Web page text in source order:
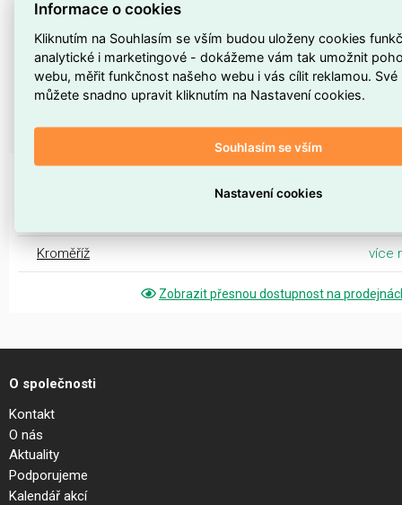
Provozní teplota: -10 až 60°C
Max. provozní vlhkost: 93%
Kroměříž více
Zobrazit přesnou dostupnost na
O společnosti
Kontakt
O nás
Aktuality
Podporujeme
Kalendář akcí
Informace o cookies
Kliknutím na Souhlasím se vším budou uloženy cookies
analytické i marketingové - dokážeme vám tak umožnit
webu, měřit funkčnost našeho webu i vás cílit reklamou. Své
můžete snadno upravit kliknutím na Nastavení cookies.
Souhlasím se vším
Nastavení cookies